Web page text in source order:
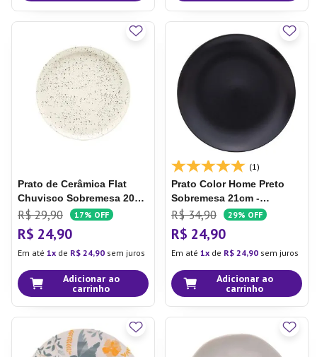
Prato de Cerâmica Flat
Chuvisco Sobremesa 20cm
- Oxford
R$ 29,90 17% OFF
R$ 24,90
Em até 1 de R$ 24,90 sem juros
Adicionar ao
carrinho
(1)
Prato Color Home Preto
Sobremesa 21cm -
Copa&cia
R$ 34,90 29% OFF
R$ 24,90
Em até 1 de R$ 24,90 sem juros
Adicionar ao
carrinho